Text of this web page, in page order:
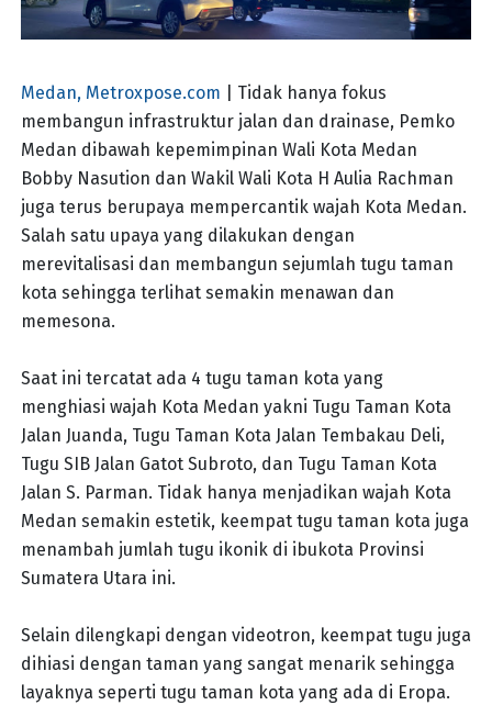
Medan, Metroxpose.com | Tidak hanya fokus
membangun infrastruktur jalan dan drainase, Pemko
Medan dibawah kepemimpinan Wali Kota Medan
Bobby Nasution dan Wakil Wali Kota H Aulia Rachman
juga terus berupaya mempercantik wajah Kota Medan.
Salah satu upaya yang dilakukan dengan
merevitalisasi dan membangun sejumlah tugu taman
kota sehingga terlihat semakin menawan dan
memesona.
Saat ini tercatat ada 4 tugu taman kota yang
menghiasi wajah Kota Medan yakni Tugu Taman Kota
Jalan Juanda, Tugu Taman Kota Jalan Tembakau Deli,
Tugu SIB Jalan Gatot Subroto, dan Tugu Taman Kota
Jalan S. Parman. Tidak hanya menjadikan wajah Kota
Medan semakin estetik, keempat tugu taman kota juga
menambah jumlah tugu ikonik di ibukota Provinsi
Sumatera Utara ini.
Selain dilengkapi dengan videotron, keempat tugu juga
dihiasi dengan taman yang sangat menarik sehingga
layaknya seperti tugu taman kota yang ada di Eropa.